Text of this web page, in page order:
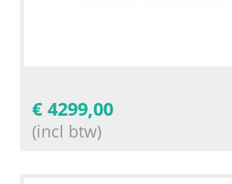
€ 4299,00
(incl btw)